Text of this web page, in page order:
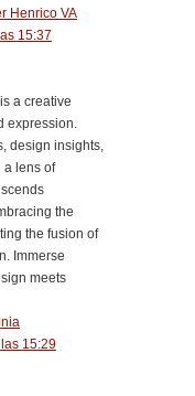
Henrico VA
15:37
a creative
expression.
design insights,
a lens of
the
the fusion of
Immerse
meets
15:29